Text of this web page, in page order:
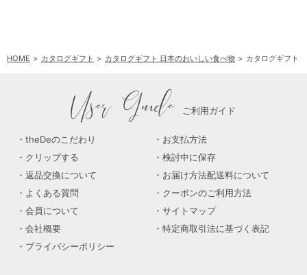
HOME カタログギフト カタログギフト 日本のおいしい食べ物 カタログギフト
User Guide ご利用ガイド
theDeのこだわり
お支払方法
クリップする
検討中に保存
返品交換について
お届け方法配送料について
よくある質問
クーポンのご利用方法
会員について
サイトマップ
会社概要
特定商取引法に基づく表記
プライバシーポリシー